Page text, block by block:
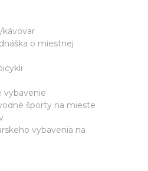
kávovar
o miestnej
vybavenie
športy na mieste
vybavenia na